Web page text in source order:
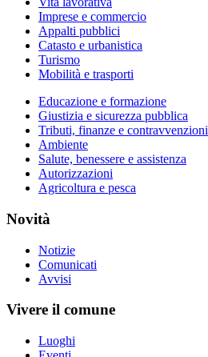
Imprese e commercio
Appalti pubblici
Catasto e urbanistica
Turismo
Mobilità e trasporti
Educazione e formazione
Giustizia e sicurezza pubblica
Tributi, finanze e contravvenzioni
Ambiente
Salute, benessere e assistenza
Autorizzazioni
Agricoltura e pesca
Novità
Notizie
Comunicati
Avvisi
Vivere il comune
Luoghi